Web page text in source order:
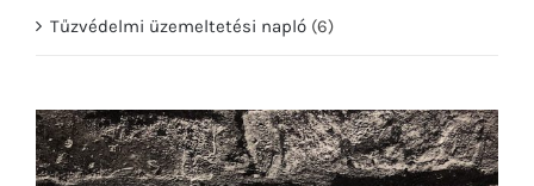
Tűzvédelmi üzemeltetési napló (6)